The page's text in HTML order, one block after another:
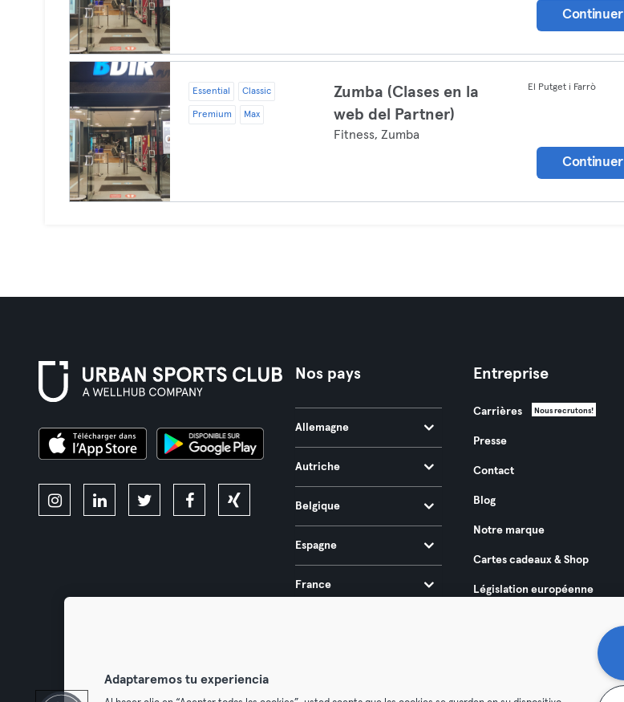
Continuer
Essential Classic
Premium Max
Zumba (Clases en la
web del Partner)
Fitness, Zumba
El Putget i Farrò
Continuer
Nos pays
Allemagne
Autriche
Belgique
Espagne
France
Entreprise
Carrières Nous recrutons!
Presse
Contact
Blog
Notre marque
Cartes cadeaux & Shop
Législation européenne
Adaptaremos tu experiencia